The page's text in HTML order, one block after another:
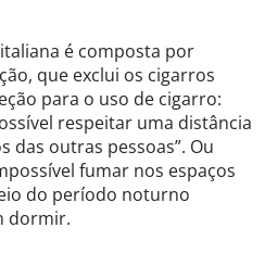
é composta por
que exclui os cigarros
para o uso de cigarro:
respeitar uma distância
das outras pessoas”. Ou
fumar nos espaços
do período noturno
dormir.